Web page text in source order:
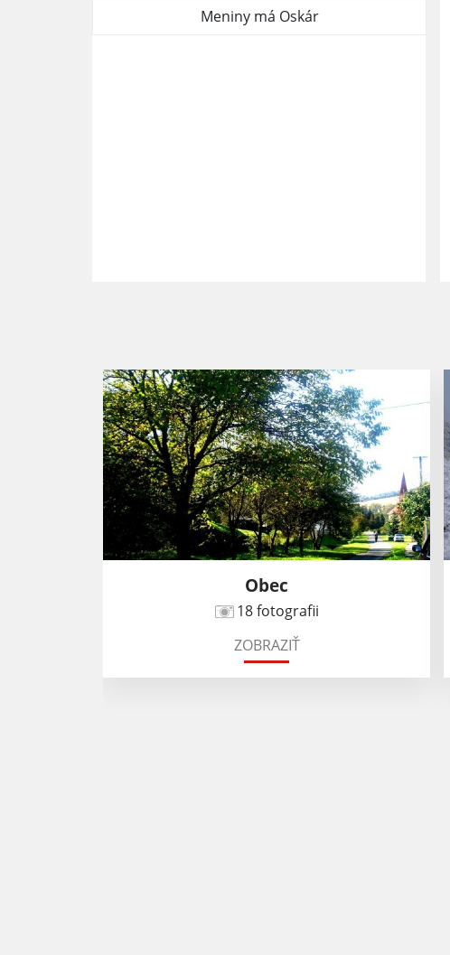
Meniny má Oskár
Obec
18 fotografii
ZOBRAZIŤ